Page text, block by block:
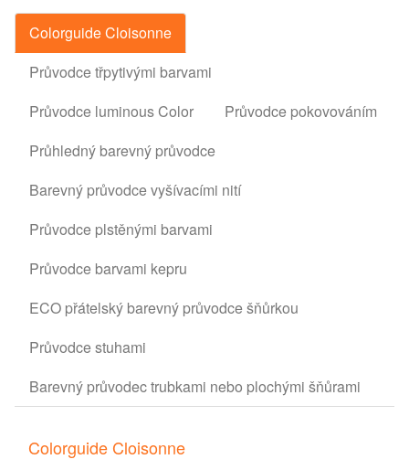
Colorguide Cloisonne
Průvodce třpytivými barvami
Průvodce luminous Color
Průvodce pokovováním
Průhledný barevný průvodce
Barevný průvodce vyšívacími nití
Průvodce plstěnými barvami
Průvodce barvami kepru
ECO přátelský barevný průvodce šňůrkou
Průvodce stuhami
Barevný průvodec trubkami nebo plochými šňůrami
Colorguide Cloisonne